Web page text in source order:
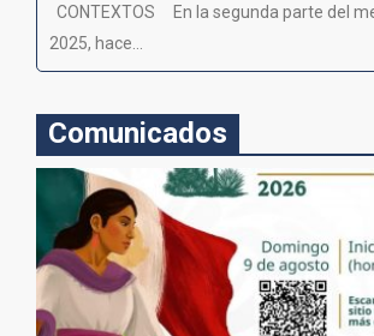
CONTEXTOS En la segunda parte del
2025, hace...
Comunicados